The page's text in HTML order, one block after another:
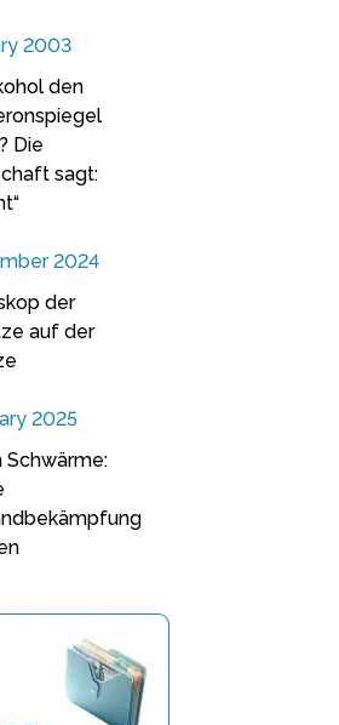
2003
den
Die
sagt:
2024
der
auf der
2025
Schwärme: